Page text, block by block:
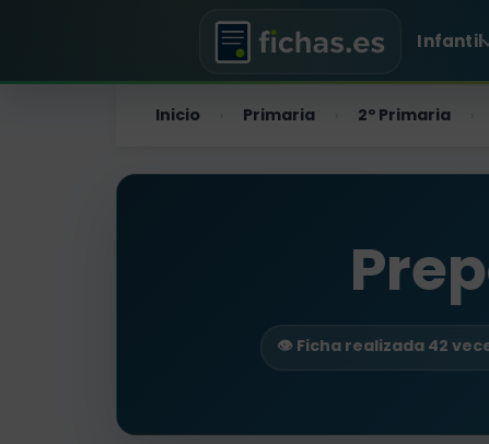
Infantil
Inicio › Primaria › 2º Primaria ›
👁️ Ficha realizada 42